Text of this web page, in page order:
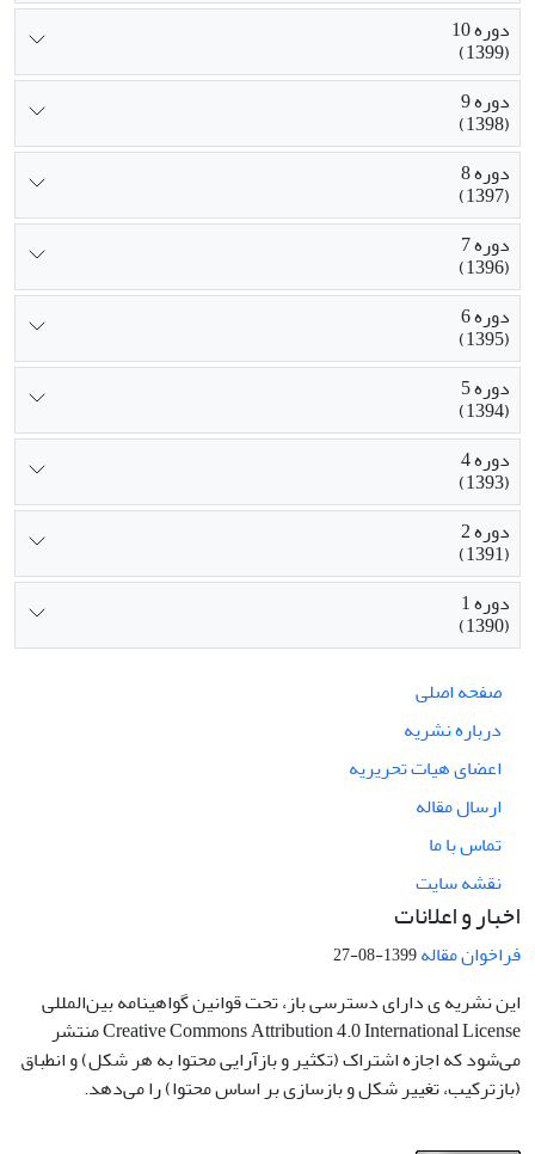
دوره 10
(1399)
دوره 9
(1398)
دوره 8
(1397)
دوره 7
(1396)
دوره 6
(1395)
دوره 5
(1394)
دوره 4
(1393)
دوره 2
(1391)
دوره 1
(1390)
صفحه اصلی
درباره نشریه
اعضای هیات تحریریه
ارسال مقاله
تماس با ما
نقشه سایت
اخبار و اعلانات
فراخوان مقاله1399-08-27
این نشریه ی دارای دسترسی باز، تحت قوانین گواهینامه بین‌المللی
Creative Commons Attribution 4.0 International License منتشر
می‌شود که اجازه اشتراک (تکثیر و بازآرایی محتوا به هر شکل) و انطباق
(بازترکیب، تغییر شکل و بازسازی بر اساس محتوا) را می‌دهد.